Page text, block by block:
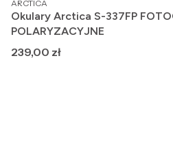
ARCTICA
Okulary Arctica S-337FP
POLARYZACYJNE
Cena
239,00 zł